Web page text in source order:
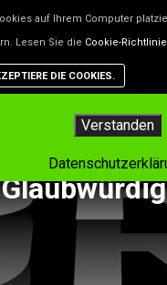
Tag-
auf Ihrem Computer
Lesen Sie die Cookie-Richtlinie
DIE COOKIES.
benutzt Cookies –
besser zu
Aber dann
auf der Website so, wie
Verstanden